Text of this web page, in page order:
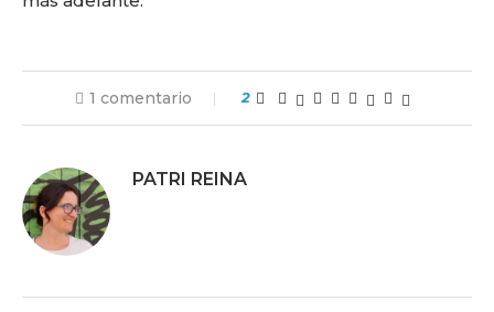
1 comentario 2
PATRI REINA